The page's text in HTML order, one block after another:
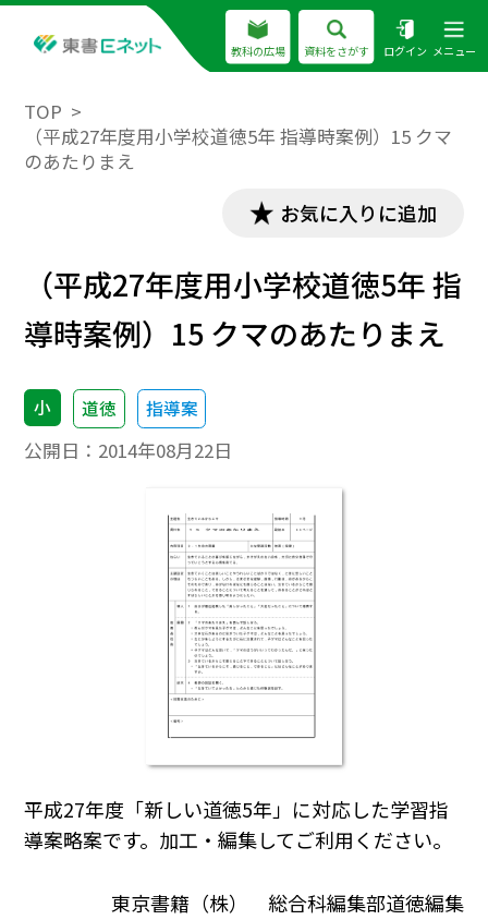
教科の広場 資料をさがす ログイン メニュー
TOP
（平成27年度用小学校道徳5年 指導時案例）15 クマ
のあたりまえ
お気に入りに追加
（平成27年度用小学校道徳5年 指
導時案例）15 クマのあたりまえ
小 道徳 指導案
公開日： 2014年08月22日
平成27年度「新しい道徳5年」に対応した学習指
導案略案です。加工・編集してご利用ください。
東京書籍（株） 総合科編集部道徳編集